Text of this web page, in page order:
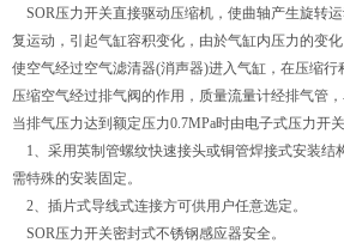
SOR压力开关直接驱动压缩机，使曲轴产生旋转
复运动，引起气缸容积变化，由於气缸内压力的变
使空气经过空气滤清器(消声器)进入气缸，在压缩行
压缩空气经过排气阀的作用，质量流量计经排气管
当排气压力达到额定压力0.7MPa时由电子式压力开
1、采用英制管螺纹快速接头或铜管焊接式安装结
需特殊的安装固定。
2、插片式导线式连接方可供用户任意选定。
SOR压力开关密封式不锈钢感应器安全。